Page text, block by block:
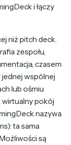
i łączy
niż pitch deck.
zespołu,
czasem
jednej wspólnej
lub ośmiu
wirtualny pokój
nazywa
ta sama
są